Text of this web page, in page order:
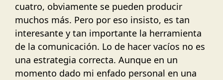
cuatro, obviamente se pueden producir
muchos más. Pero por eso insisto, es tan
interesante y tan importante la herramienta
de la comunicación. Lo de hacer vacíos no es
una estrategia correcta. Aunque en un
momento dado mi enfado personal en una